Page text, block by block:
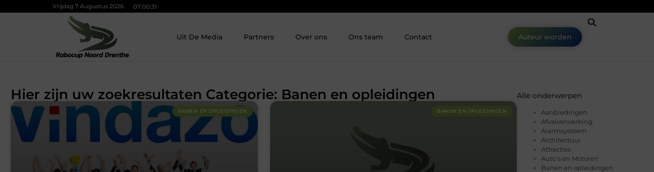
Vrijdag 7 Augustus 2026 07:00:32
Uit De Media Partners Over ons Ons team Contact Auteur worden
Hier zijn uw zoekresultaten Categorie: Banen en opleidingen
BANEN EN OPLEIDINGEN BANEN EN OPLEIDINGEN
Alle onderwerpen
Aanbiedingen
Afvalverwerking
Alarmsysteem
Architectuur
Attracties
Auto's en Motoren
Banen en opleidingen